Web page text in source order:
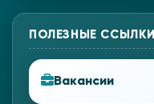
ПОЛЕЗНЫЕ ССЫЛКИ
Вакансии